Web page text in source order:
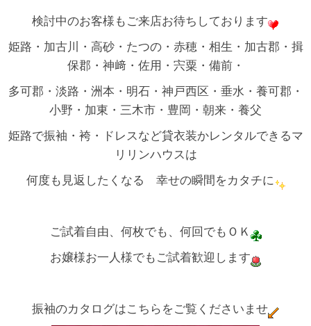
検討中のお客様もご来店お待ちしております
姫路・加古川・高砂・たつの・赤穂・相生・加古郡・揖
保郡・神﨑・佐用・宍粟・備前・
多可郡・淡路・洲本・明石・神戸西区・垂水・養可郡・
小野・加東・三木市・豊岡・朝来・養父
姫路で振袖・袴・ドレスなど貸衣装かレンタルできるマ
リリンハウスは
何度も見返したくなる 幸せの瞬間をカタチに
ご試着自由、何枚でも、何回でもＯＫ
お嬢様お一人様でもご試着歓迎します
振袖のカタログはこちらをご覧くださいませ